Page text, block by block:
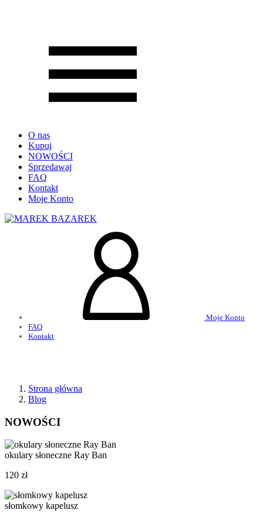
O nas
Kupuj
NOWOŚCI
Sprzedawaj
FAQ
Kontakt
Moje Konto
Moje Konto
FAQ
Kontakt
Strona główna
Blog
NOWOŚCI
okulary słoneczne Ray Ban
120 zł
słomkowy kapelusz